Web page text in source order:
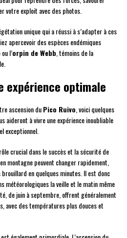
votre exploit avec des photos.
unique qui a réussi à s’adapter à ces
apercevoir des espèces endémiques
ou l’orpin de Webb, témoins de la
expérience optimale
ascension duPico Ruivo, voici quelques
aideront à vivre une expérience inoubliable
exceptionnel.
crucial dans le succès et la sécurité de
montagne peuvent changer rapidement,
brouillard en quelques minutes. Il est donc
météorologiques la veille et le matin même
de juin à septembre, offrent généralement
avec des températures plus douces et